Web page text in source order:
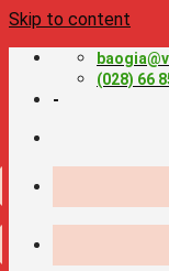
Skip to content
(028) 66
-